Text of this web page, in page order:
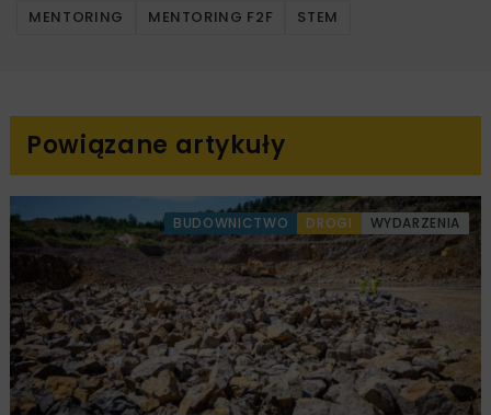
MENTORING MENTORING F2F STEM
Powiązane artykuły
BUDOWNICTWO DROGI WYDARZENIA